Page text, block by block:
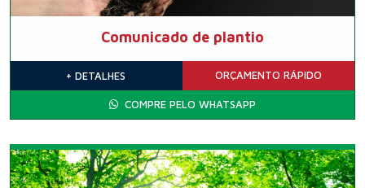
Comunicado de plantio
+ DETALHES ORÇAMENTO RÁPIDO
COMPRE PELO WHATSAPP